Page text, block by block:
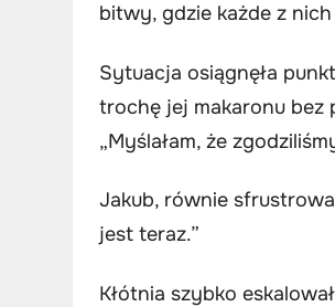
bitwy, gdzie każde z
Sytuacja osiągnęła
trochę jej makaronu bez
„Myślałam, że
Jakub, równie
jest teraz.”
Kłótnia szybko